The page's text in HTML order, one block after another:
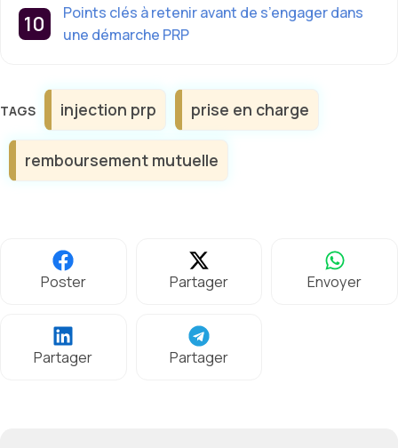
Points clés à retenir avant de s’engager dans
une démarche PRP
Étiquettes
injection prp prise en charge
remboursement mutuelle
Poster Partager Envoyer
Partager Partager